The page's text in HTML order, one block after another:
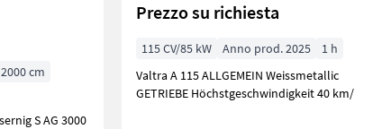
2000 cm
Prezzo su richiesta
115 CV/85 kW Anno prod. 2025
1 h
Valtra A 115 ALLGEMEIN Weissmetallic
GETRIEBE Höchstgeschwindigkeit 40 km/